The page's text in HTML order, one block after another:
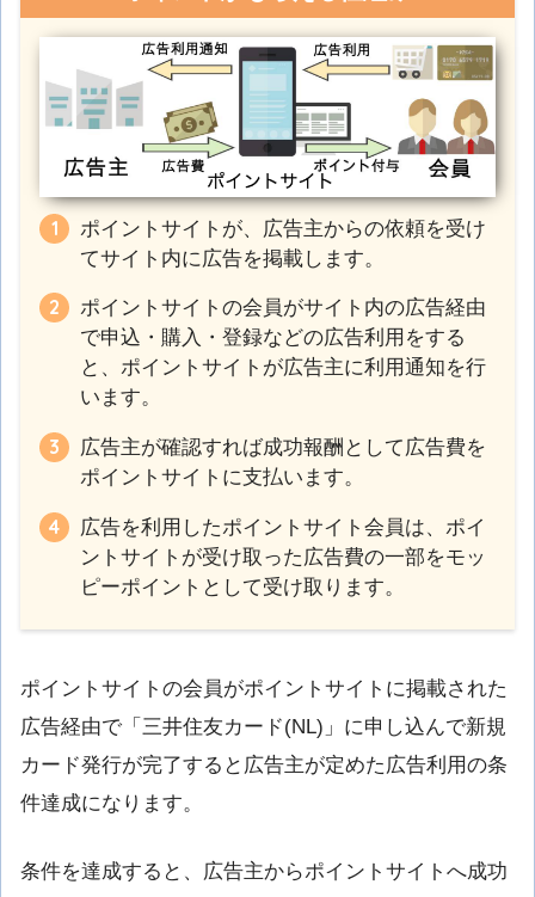
ポイントサイトが、広告主からの依頼を受け
てサイト内に広告を掲載します。
ポイントサイトの会員がサイト内の広告経由
で申込・購入・登録などの広告利用をする
と、ポイントサイトが広告主に利用通知を行
います。
広告主が確認すれば成功報酬として広告費を
ポイントサイトに支払います。
広告を利用したポイントサイト会員は、ポイ
ントサイトが受け取った広告費の一部をモッ
ピーポイントとして受け取ります。
ポイントサイトの会員がポイントサイトに掲載された
広告経由で「三井住友カード(NL)」に申し込んで新規
カード発行が完了すると広告主が定めた広告利用の条
件達成になります。
条件を達成すると、広告主からポイントサイトへ成功